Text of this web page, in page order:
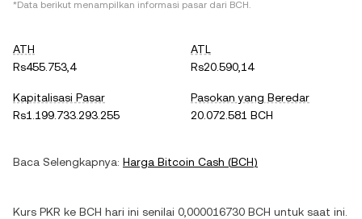
*Data berikut menampilkan informasi pasar dari BCH.
ATH
Rs455.753,4
ATL
Rs20.590,14
Kapitalisasi Pasar
Rs1.199.733.293.255
Pasokan yang Beredar
20.072.581 BCH
Baca Selengkapnya: Harga Bitcoin Cash (BCH)
Kurs PKR ke BCH hari ini senilai 0,000016730 BCH untuk saat ini.